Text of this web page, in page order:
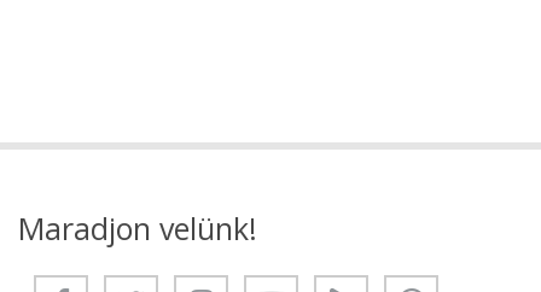
Maradjon velünk!